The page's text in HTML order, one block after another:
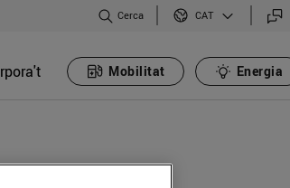
Cerca CAT
Mobilitat Energia